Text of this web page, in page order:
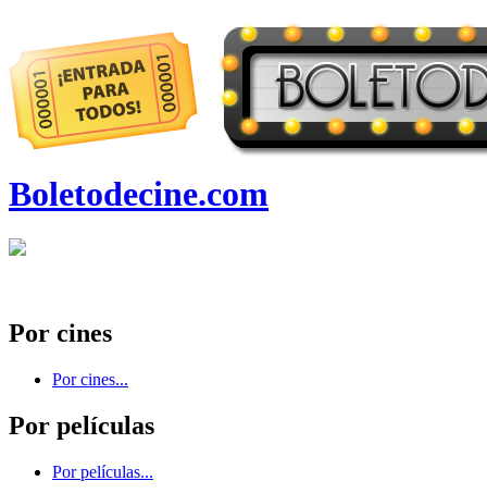
Boletodecine.com
Por cines
Por cines...
Por películas
Por películas...